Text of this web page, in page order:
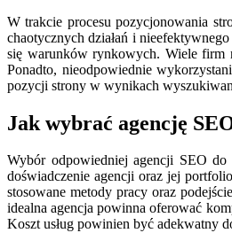
W trakcie procesu pozycjonowania
chaotycznych działań i
się warunków rynkowych. Wiele firm
Ponadto, nieodpowiednie
pozycji strony w wynikach
Jak wybrać agencję
Wybór odpowiedniej agencji SEO
doświadczenie agencji oraz jej
stosowane metody pracy oraz
idealna agencja powinna oferować
Koszt usług powinien być adekwatny